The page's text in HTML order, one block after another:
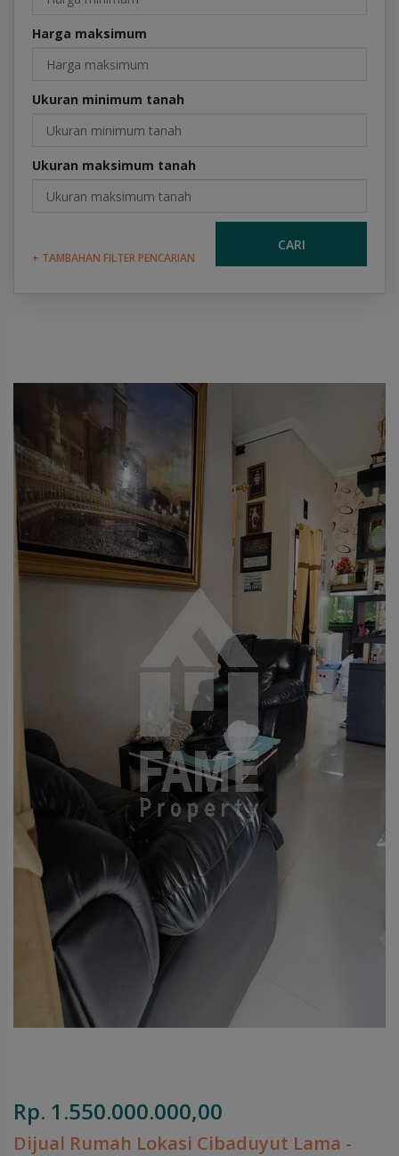
Harga maksimum
Ukuran minimum tanah
Ukuran maksimum tanah
+ TAMBAHAN FILTER PENCARIAN
CARI
Rp. 1.550.000.000,00
Dijual Rumah Lokasi Cibaduyut Lama -